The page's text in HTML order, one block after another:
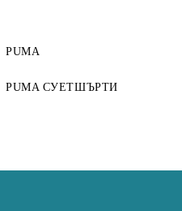
PUMA
PUMA СУЕТШЪРТИ